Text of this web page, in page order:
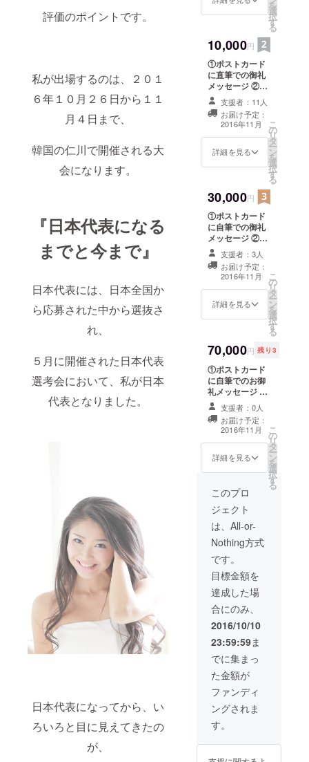
評価のポイントです。
私が出場するのは、２０１
６年１０月２６日から１１
月４日まで、
韓国の仁川で開催される大
会になります。
『日本代表になる
までと今まで』
日本代表には、日本全国か
ら応募された中から選抜さ
れ、
５月に開催された日本代表
選考会において、私が日本
代表となりました。
日本代表になってから、い
ろいろと目に見えてきたの
が、
を
選
択
す
る
10,000円
①ポストカード
に直筆での御礼
メッセージ ②
ティアラケース
にご支援者様の
お名前をクレ
ジットさせて頂
きます ③世界大
会報告会へのご
催 ※撮影時間も
設けます
支援者：11人
お届け予定：
2016年11月
詳細を見る
こ
の
リ
タ
ー
ン
を
選
択
す
る
30,000円
①ポストカード
に自筆での御礼
メッセージ ②
ティアラケース
にご支援者様の
お名前をクレ
ジットさせて頂
きます ③世界大
会報告会へのご
催 ※撮影時間も
設けます ④世界
大会報告DVDプ
レゼント
支援者：3人
お届け予定：
2016年11月
詳細を見る
こ
の
リ
タ
ー
ン
を
選
択
す
る
70,000円 残り3
①ポストカード
に自筆でのお御
礼メッセージ ②
ティアラケース
にご支援者様の
お名前をクレ
ジットさせて頂
きます ③世界大
会報告会へのご
に都内近郊で開
催 ※撮影時間も
設けます ④世界
大会報告DVDプ
レゼント ⑤世界
大会報告会後の
アフターパー
ティへのご招待
※アフターパー
ティ/世界大会報
告会後、同じく
都内近郊にて開
催
支援者：0人
お届け予定：
2016年11月
詳細を見る
こ
の
リ
タ
ー
ン
を
選
択
す
る
このプロ
ジェクト
は、All-or-
Nothing方式
です。
目標金額を
達成した場
合にのみ、
2016/10/10
23:59:59ま
でに集まっ
た金額が
ファンディ
ングされま
す。